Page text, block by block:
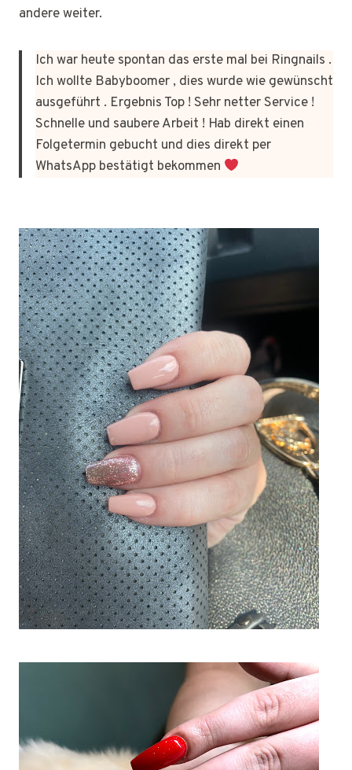
andere weiter.
Ich war heute spontan das erste mal bei Ringnails .
Ich wollte Babyboomer , dies wurde wie gewünscht
ausgeführt . Ergebnis Top ! Sehr netter Service !
Schnelle und saubere Arbeit ! Hab direkt einen
Folgetermin gebucht und dies direkt per
WhatsApp bestätigt bekommen